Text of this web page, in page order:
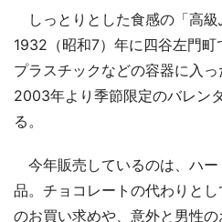
しっとりとした食感の「高
1932（昭和7）年に四谷左門町
プラスチックなどの容器に入っ
2003年より季節限定のバレン
る。
今年販売しているのは、ハ
品。チョコレートの代わりと
のお買い求めや、意外と男性